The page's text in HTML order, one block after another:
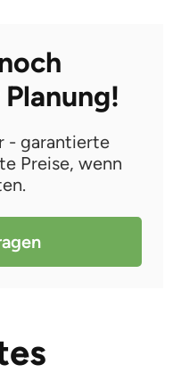
- garantierte
Preise, wenn